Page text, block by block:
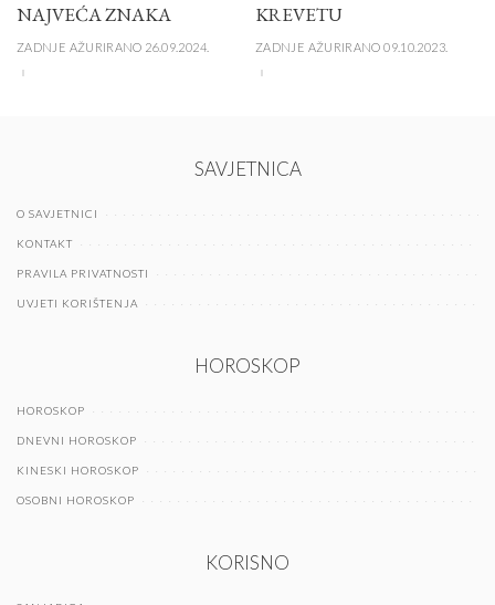
NAJVEĆA ZNAKA
ZADNJE AŽURIRANO 26.09.2024.
KREVETU
ZADNJE AŽURIRANO 09.10.2023.
SAVJETNICA
O SAVJETNICI
KONTAKT
PRAVILA PRIVATNOSTI
UVJETI KORIŠTENJA
HOROSKOP
HOROSKOP
DNEVNI HOROSKOP
KINESKI HOROSKOP
OSOBNI HOROSKOP
KORISNO